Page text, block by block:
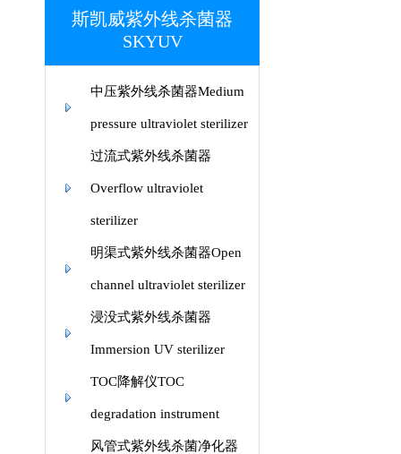
斯凯威紫外线杀菌器
SKYUV
中压紫外线杀菌器Medium
pressure ultraviolet sterilizer
过流式紫外线杀菌器
Overflow ultraviolet
sterilizer
明渠式紫外线杀菌器Open
channel ultraviolet sterilizer
浸没式紫外线杀菌器
Immersion UV sterilizer
TOC降解仪TOC
degradation instrument
风管式紫外线杀菌净化器